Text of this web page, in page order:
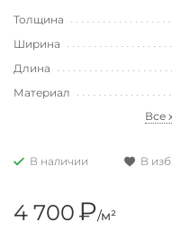
Толщина
Ширина
Длина
Материал
Все
В наличии В
4 700₽/м²